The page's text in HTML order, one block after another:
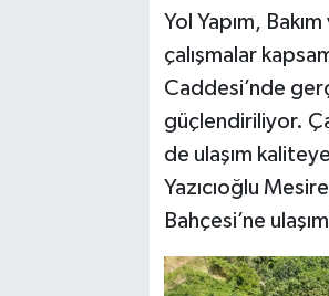
Yol Yapım,
çalışmalar
Caddesi’nde
güçlendiriliyor.
de ulaşım
Yazıcıoğlu
Bahçesi’ne